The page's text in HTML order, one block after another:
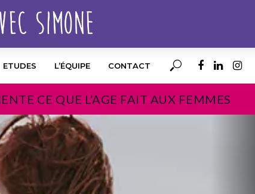
ETUDES L’ÉQUIPE CONTACT
CE QUE L’AGE FAIT AUX FEMMES